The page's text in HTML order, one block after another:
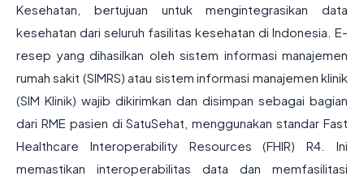
Kesehatan, bertujuan untuk mengintegrasikan data
kesehatan dari seluruh fasilitas kesehatan di Indonesia. E-
resep yang dihasilkan oleh sistem informasi manajemen
rumah sakit (SIMRS) atau sistem informasi manajemen klinik
(SIM Klinik) wajib dikirimkan dan disimpan sebagai bagian
dari RME pasien di SatuSehat, menggunakan standar Fast
Healthcare Interoperability Resources (FHIR) R4. Ini
memastikan interoperabilitas data dan memfasilitasi